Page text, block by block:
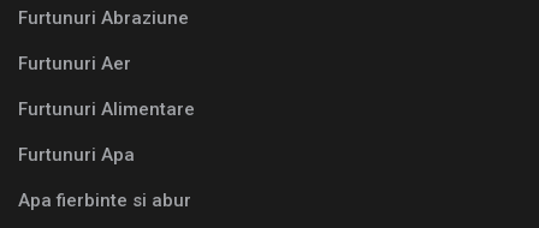
Furtunuri Abraziune
Furtunuri Aer
Furtunuri Alimentare
Furtunuri Apa
Apa fierbinte si abur